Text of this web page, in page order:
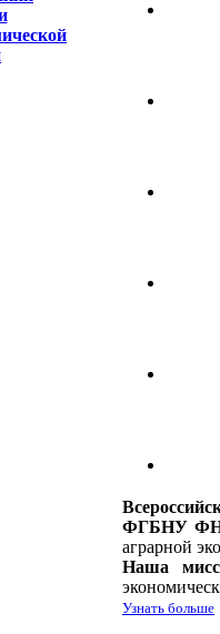
ФГБНУ
аграрной
Наша
Узнать больше